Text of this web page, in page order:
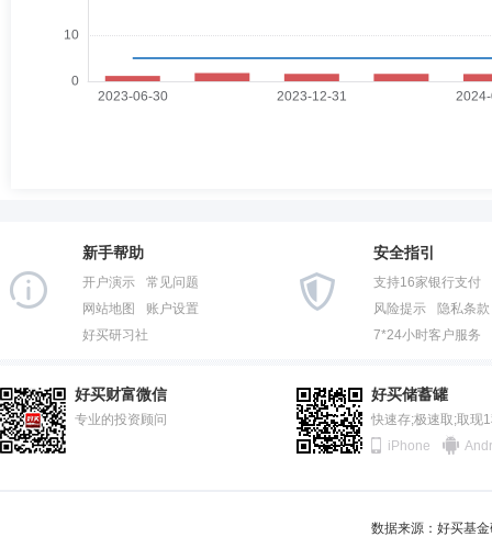
新手帮助
开户演示
常见问题
网站地图
账户设置
好买研习社
安全指引
支持16家银行支付
风险提示
隐私条款
7*24小时客户服务
好买财富微信
专业的投资顾问
好买储蓄罐
快速存;极速取;取现
iPhone
数据来源：好买基